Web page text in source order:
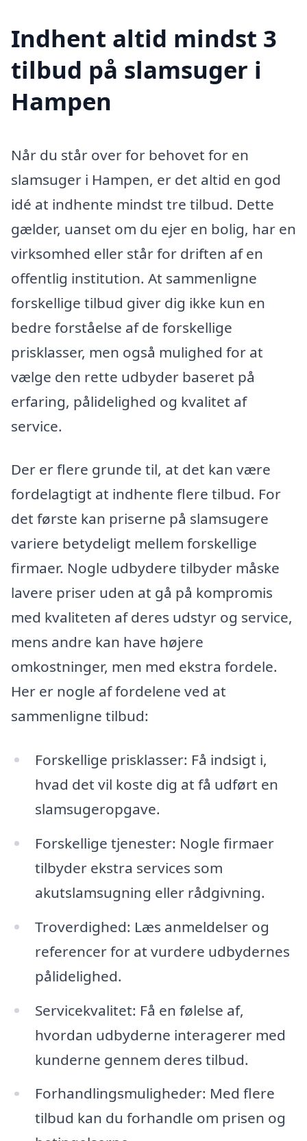
Indhent altid mindst 3
tilbud på slamsuger i
Hampen
Når du står over for behovet for en
slamsuger i Hampen, er det altid en god
idé at indhente mindst tre tilbud. Dette
gælder, uanset om du ejer en bolig, har en
virksomhed eller står for driften af en
offentlig institution. At sammenligne
forskellige tilbud giver dig ikke kun en
bedre forståelse af de forskellige
prisklasser, men også mulighed for at
vælge den rette udbyder baseret på
erfaring, pålidelighed og kvalitet af
service.
Der er flere grunde til, at det kan være
fordelagtigt at indhente flere tilbud. For
det første kan priserne på slamsugere
variere betydeligt mellem forskellige
firmaer. Nogle udbydere tilbyder måske
lavere priser uden at gå på kompromis
med kvaliteten af deres udstyr og service,
mens andre kan have højere
omkostninger, men med ekstra fordele.
Her er nogle af fordelene ved at
sammenligne tilbud:
Forskellige prisklasser: Få indsigt i,
hvad det vil koste dig at få udført en
slamsugeropgave.
Forskellige tjenester: Nogle firmaer
tilbyder ekstra services som
akutslamsugning eller rådgivning.
Troverdighed: Læs anmeldelser og
referencer for at vurdere udbydernes
pålidelighed.
Servicekvalitet: Få en følelse af,
hvordan udbyderne interagerer med
kunderne gennem deres tilbud.
Forhandlingsmuligheder: Med flere
tilbud kan du forhandle om prisen og